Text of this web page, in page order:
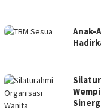
Anak-